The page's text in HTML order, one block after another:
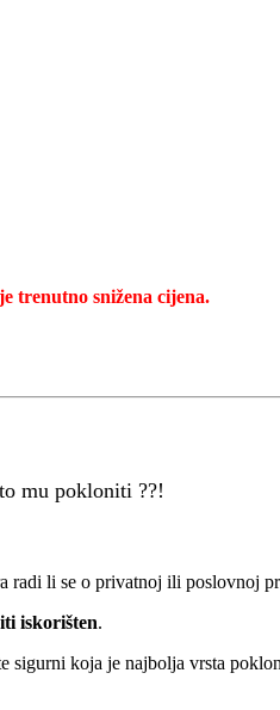
trenutno snižena cijena.
mu pokloniti ??!
radi li se o privatnoj ili poslovnoj
iskorišten.
sigurni koja je najbolja vrsta